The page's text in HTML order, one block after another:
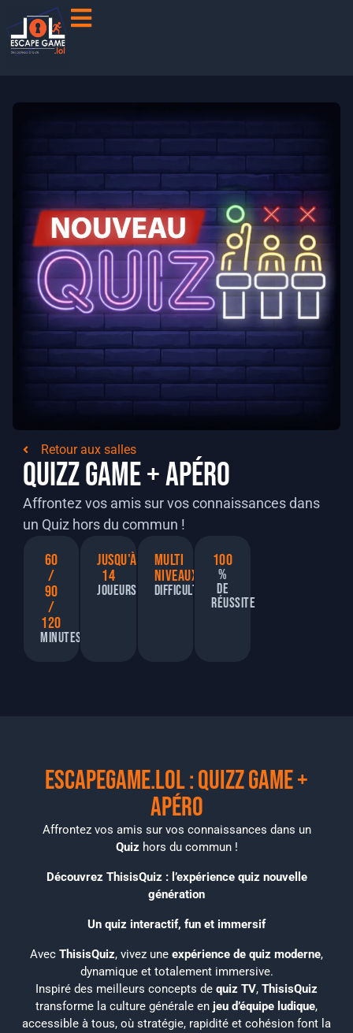
Retour aux salles
Quizz Game + apéro
Affrontez vos amis sur vos connaissances dans
un Quiz hors du commun !
60
/
90
/
120
Minutes
jusqu'à
14
Joueurs
Multi
niveaux
Difficulté
100
%
de
réussite
ESCAPEGAME.LOL : Quizz Game +
apéro
Affrontez vos amis sur vos connaissances dans un
Quizhors du commun !
Découvrez ThisisQuiz : l’expérience quiz nouvelle
génération
Un quiz interactif, fun et immersif
Avec ThisisQuiz, vivez une expérience de quiz moderne,
dynamique et totalement immersive.
Inspiré des meilleurs concepts de quiz TV, ThisisQuiz
transforme la culture générale en jeu d’équipe ludique,
accessible à tous, où stratégie, rapidité et cohésion font la